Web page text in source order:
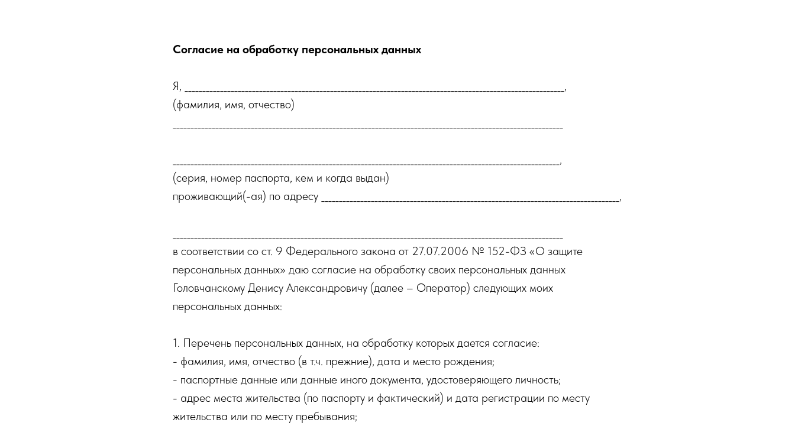
Согласие на обработку персональных данных
Я, ___________________________________________________________________________________________________________,
(фамилия, имя, отчество)
_____________________________________________________________________________________________________________,
(серия, номер паспорта, кем и когда выдан)
проживающий(-ая) по адресу ____________________________________________________________________________________,
в соответствии со ст. 9 Федерального закона от 27.07.2006 № 152-ФЗ «О защите
персональных данных» даю согласие на обработку своих персональных данных
Головчанскому Денису Александровичу (далее – Оператор) следующих моих
персональных данных:
1. Перечень персональных данных, на обработку которых дается согласие:
- фамилия, имя, отчество (в т.ч. прежние), дата и место рождения;
- паспортные данные или данные иного документа, удостоверяющего личность;
- адрес места жительства (по паспорту и фактический) и дата регистрации по месту
жительства или по месту пребывания;